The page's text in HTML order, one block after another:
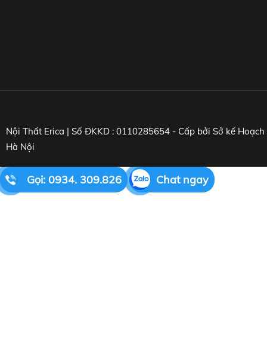
Nội Thất Erica | Số ĐKKD : 0110285654 - Cấp bởi Sở kế
Hà Nội
Gọi: 0934. 309.826 Chat ngay